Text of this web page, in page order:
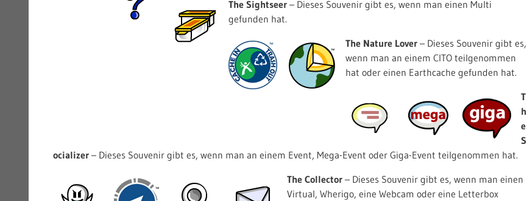
The Sightseer – Dieses Souvenir gibt es, wenn man einen Multi
gefunden hat.
The Nature Lover – Dieses Souvenir gibt es,
wenn man an einem CITO teilgenommen
hat oder einen Earthcache gefunden hat.
T
h
e
S
ocializer – Dieses Souvenir gibt es, wenn man an einem Event, Mega-Event oder Giga-Event teilgenommen hat.
The Collector – Dieses Souvenir gibt es, wenn man einen
Virtual, Wherigo, eine Webcam oder eine Letterbox